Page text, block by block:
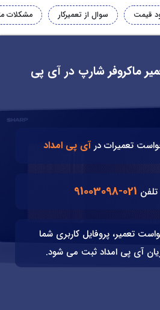
قیمت سوال از تعمیرکار مشکلات
ماکروفر شارپ در آی پی
تعمیرات درآی پی امداد
021-91003098
تعمیر، پروفایل کاربری شما
آی پی امداد ثبت می شود.